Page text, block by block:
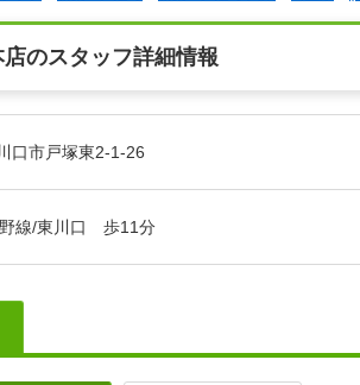
のスタッフ詳細情報
口市戸塚東2-1-26
線/東川口 歩11分